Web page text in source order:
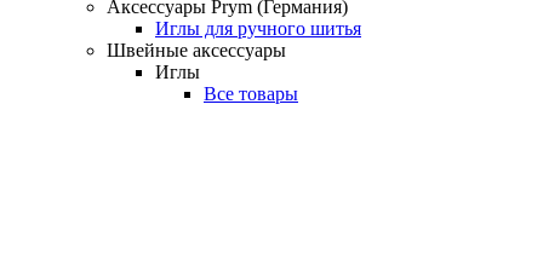
Аксессуары Prym (Германия)
Иглы для ручного шитья
Швейные аксессуары
Иглы
Все товары